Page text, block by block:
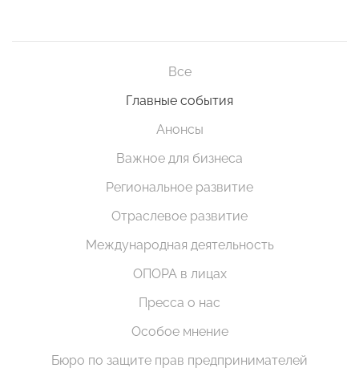
Все
Главные события
Анонсы
Важное для бизнеса
Региональное развитие
Отраслевое развитие
Международная деятельность
ОПОРА в лицах
Пресса о нас
Особое мнение
Бюро по защите прав предпринимателей